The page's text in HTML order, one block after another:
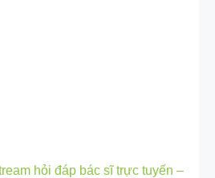
hỏi đáp bác sĩ trực tuyến –